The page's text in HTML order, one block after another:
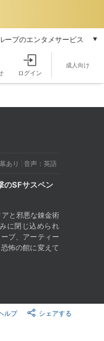
ープのエンタメサービス
/ゲーム/CD/DVD
天ミュージック
画配信
Rakuten PLAY
料テレビ
チャンネル
ログイン
成人向け
あり 音声：英語
のSFサスペン
と邪悪な錬金術
に閉じ込められ
ブ、アーティー
怖の館に変えて
シェアする
ルプ